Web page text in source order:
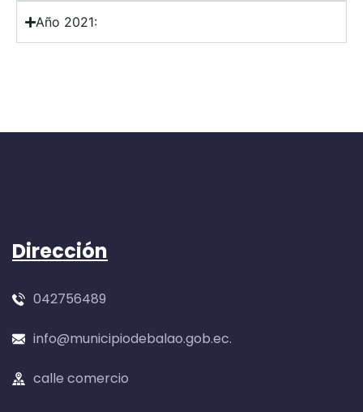
Año 2021:
Dirección
042756489
info@municipiodebalao.gob.ec.
calle comercio